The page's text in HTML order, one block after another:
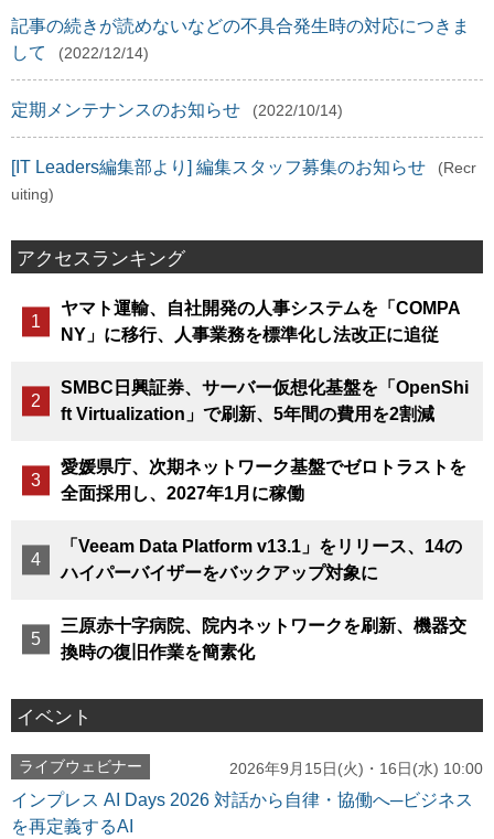
記事の続きが読めないなどの不具合発生時の対応につきま
して
(2022/12/14)
定期メンテナンスのお知らせ (2022/10/14)
[IT Leaders編集部より] 編集スタッフ募集のお知らせ
(Recr
uiting)
アクセスランキング
ヤマト運輸、自社開発の人事システムを「COMPA
NY」に移行、人事業務を標準化し法改正に追従
SMBC日興証券、サーバー仮想化基盤を「OpenShi
ft Virtualization」で刷新、5年間の費用を2割減
愛媛県庁、次期ネットワーク基盤でゼロトラストを
全面採用し、2027年1月に稼働
「Veeam Data Platform v13.1」をリリース、14の
ハイパーバイザーをバックアップ対象に
三原赤十字病院、院内ネットワークを刷新、機器交
換時の復旧作業を簡素化
イベント
ライブウェビナー 2026年9月15日(火)・16日(水) 10:00
インプレス AI Days 2026 対話から自律・協働へ─ビジネス
を再定義するAI